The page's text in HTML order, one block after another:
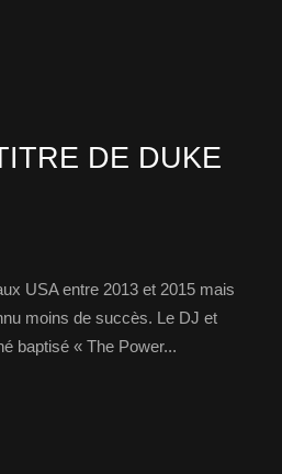
DE DUKE
USA entre 2013 et 2015 mais
moins de succès. Le DJ et
baptisé « The Power...